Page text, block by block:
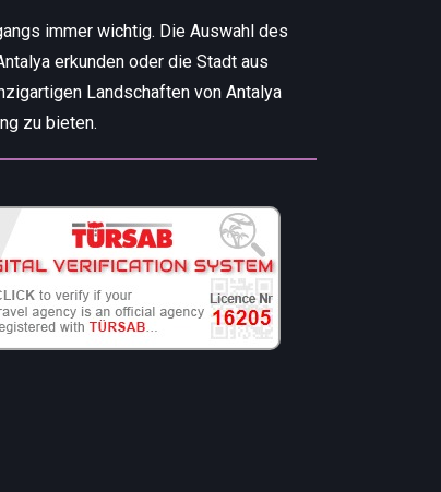
immer wichtig. Die Auswahl des
erkunden oder die Stadt aus
Landschaften von Antalya
zu bieten.